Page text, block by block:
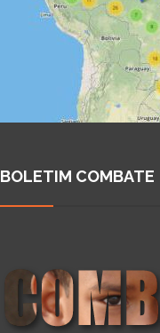
BOLETIM COMBATE